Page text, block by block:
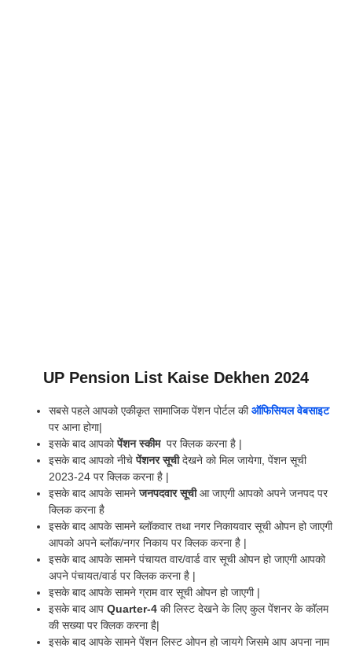
UP Pension List Kaise Dekhen 2024
सबसे पहले आपको एकीकृत सामाजिक पेंशन पोर्टल कीऑफिसियल वेबसाइट
पर आना होगा|
इसके बाद आपकोपेंशन स्कीमपर क्लिक करना है |
इसके बाद आपको नीचेपेंशनर सूचीदेखने को मिल जायेगा, पेंशन सूची
2023-24 पर क्लिक करना है |
इसके बाद आपके सामनेजनपदवार सूची आ जाएगी आपको अपने जनपद पर
क्लिक करना है
इसके बाद आपके सामने ब्लॉकवार तथा नगर निकायवार सूची ओपन हो जाएगी
आपको अपने ब्लॉक/नगर निकाय पर क्लिक करना है |
इसके बाद आपके सामने पंचायत वार/वार्ड वार सूची ओपन हो जाएगी आपको
अपने पंचायत/वार्ड पर क्लिक करना है |
इसके बाद आपके सामने ग्राम वार सूची ओपन हो जाएगी |
इसके बाद आप Quarter-4 की लिस्ट देखने के लिए कुल पेंशनर के कॉलम
की सख्या पर क्लिक करना है|
इसके बाद आपके सामने पेंशन लिस्ट ओपन हो जायगे जिसमे आप अपना नाम